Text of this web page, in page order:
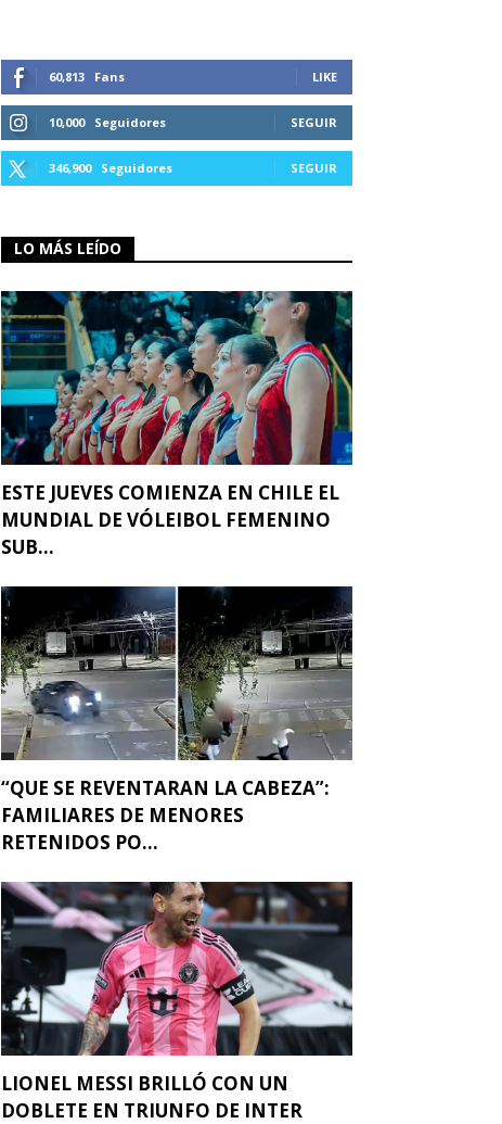
60,813 Fans LIKE
10,000 Seguidores SEGUIR
346,900 Seguidores SEGUIR
LO MÁS LEÍDO
ESTE JUEVES COMIENZA EN CHILE EL
MUNDIAL DE VÓLEIBOL FEMENINO
SUB...
“QUE SE REVENTARAN LA CABEZA”:
FAMILIARES DE MENORES
RETENIDOS PO...
LIONEL MESSI BRILLÓ CON UN
DOBLETE EN TRIUNFO DE INTER